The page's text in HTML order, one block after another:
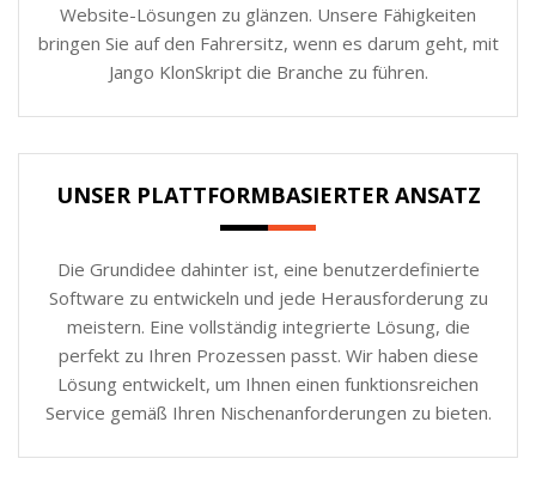
Website-Lösungen zu glänzen. Unsere Fähigkeiten
bringen Sie auf den Fahrersitz, wenn es darum geht, mit
Jango KlonSkript die Branche zu führen.
UNSER PLATTFORMBASIERTER ANSATZ
Die Grundidee dahinter ist, eine benutzerdefinierte
Software zu entwickeln und jede Herausforderung zu
meistern. Eine vollständig integrierte Lösung, die
perfekt zu Ihren Prozessen passt. Wir haben diese
Lösung entwickelt, um Ihnen einen funktionsreichen
Service gemäß Ihren Nischenanforderungen zu bieten.